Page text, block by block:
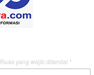
Ruas yang wajib ditandai *